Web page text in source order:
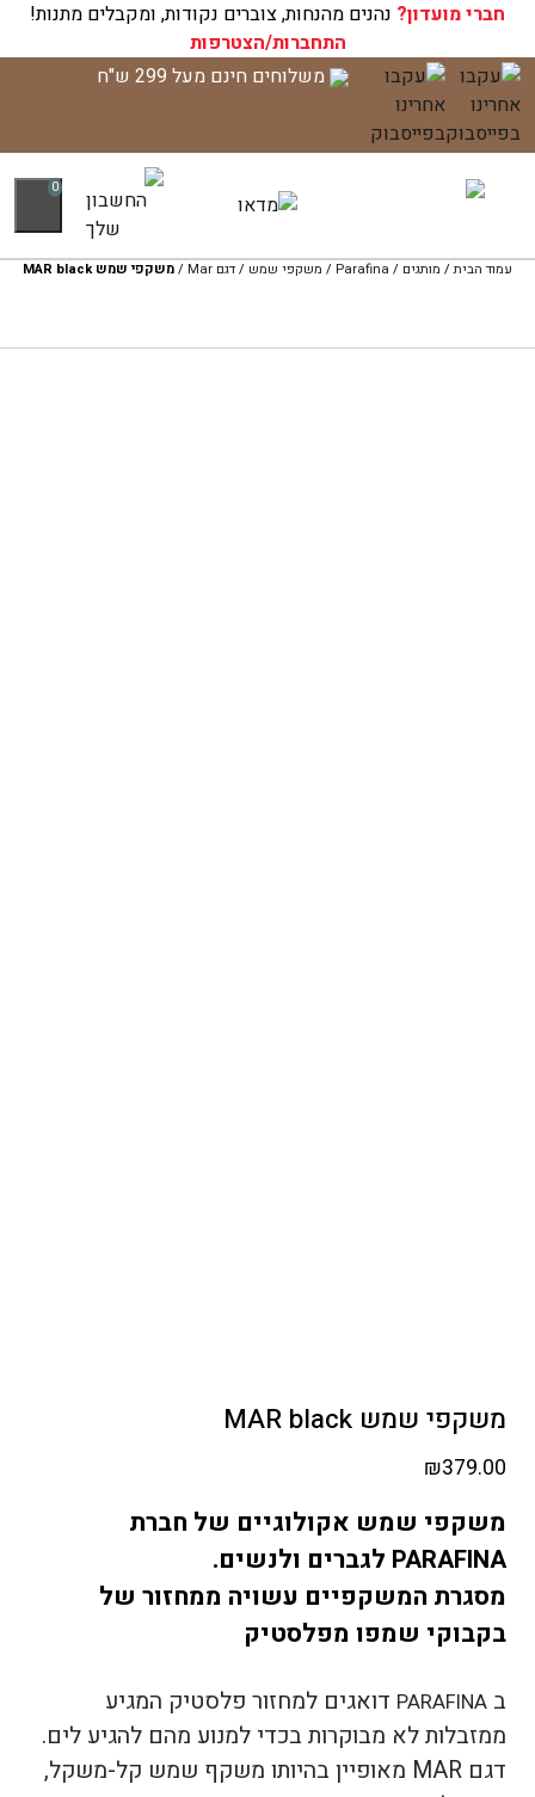
חברי מועדון? נהנים מהנחות, צוברים נקודות, ומקבלים מתנות!
התחברות/הצטרפות
דלג
לתוכן
משלוחים חינם מעל 299 ש"ח
0
עגלת הקניות שלך ריקה כעת!
עמוד הבית/ מותגים /
Parafina
/ משקפי שמש /דגם Mar /משקפי שמש MAR black
משקפי שמש MAR black
₪379.00
משקפי שמש אקולוגיים של חברת
PARAFINA לגברים ולנשים.
מסגרת המשקפיים עשויה ממחזור של
בקבוקי שמפו מפלסטיק
ב PARAFINA דואגים למחזור פלסטיק המגיע
ממזבלות לא מבוקרות בכדי למנוע מהם להגיע לים.
דגם MAR מאופיין בהיותו משקף שמש קל-משקל,